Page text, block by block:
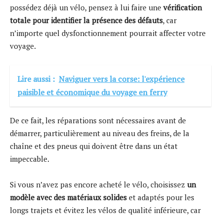
possédez déjà un vélo, pensez à lui faire une vérification
totale pour identifier la présence des défauts, car
n’importe quel dysfonctionnement pourrait affecter votre
voyage.
Lire aussi : Naviguer vers la corse: l'expérience
paisible et économique du voyage en ferry
De ce fait, les réparations sont nécessaires avant de
démarrer, particulièrement au niveau des freins, de la
chaîne et des pneus qui doivent être dans un état
impeccable.
Si vous n’avez pas encore acheté le vélo, choisissez un
modèle avec des matériaux solides et adaptés pour les
longs trajets et évitez les vélos de qualité inférieure, car